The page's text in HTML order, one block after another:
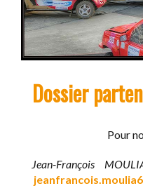
Dossier
Pour
Jean-François